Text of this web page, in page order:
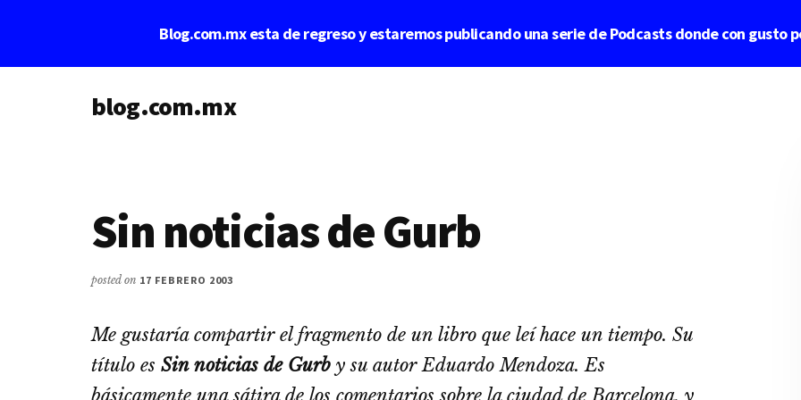
Blog.com.mx esta de regreso y estaremos publicando una serie de Podcasts donde con gusto
Additionalblog.com.mx
Sin noticias de Gurb
posted on 17 FEBRERO 2003
Me gustarí­a compartir el fragmento de un libro que leí­ hace un tiempo. Su
tí­tulo es Sin noticias de Gurb y su autorEduardo Mendoza. Es
básicamente una sátira de los comentarios sobre la ciudad de Barcelona, y